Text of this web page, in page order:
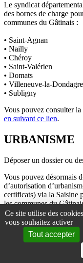
Ce site utilise des
vous souhaitez activer
Tout accepter
Le syndicat
des bornes de charge
communes du Gâtinais :
• Saint-Agnan
• Nailly
• Chéroy
• Saint-Valérien
• Domats
• Villeneuve-la-Dondagre
• Subligny
Vous pouvez consulter la
en suivant ce lien.
URBANISME
Déposer un dossier ou
Vous pouvez désormais
d’autorisation
certificats) via la Saisine
les communes du
Accéder au portail
Le dépôt papier reste
Rencontrer une